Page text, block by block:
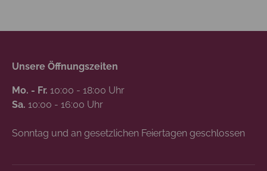
Unsere Öffnungszeiten
Mo. - Fr. 10:00 - 18:00 Uhr
Sa. 10:00 - 16:00 Uhr
Sonntag und an gesetzlichen Feiertagen geschlossen